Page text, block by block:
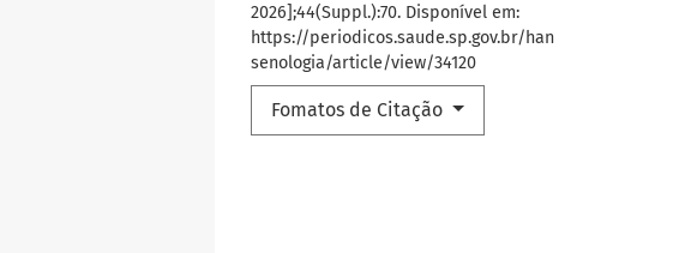
2026];44(Suppl.):70. Disponível em:
https://periodicos.saude.sp.gov.br/han
senologia/article/view/34120
Fomatos de Citação